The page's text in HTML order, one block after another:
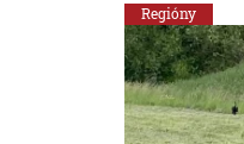
Regióny